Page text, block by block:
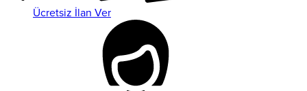
Ücretsiz İlan Ver